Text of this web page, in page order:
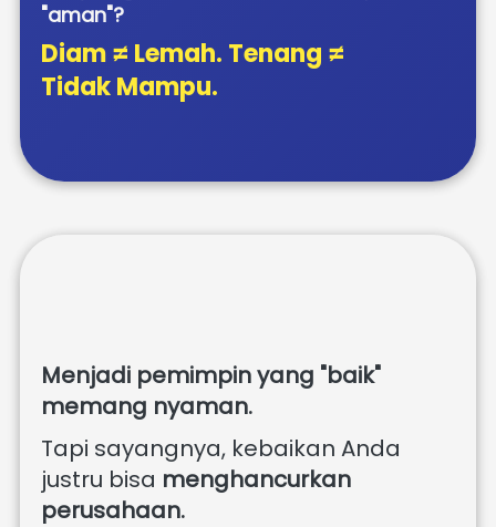
"aman"?
Diam ≠ Lemah. Tenang ≠
Tidak Mampu.
Menjadi pemimpin yang "baik"
memang nyaman.
Tapi sayangnya, kebaikan Anda
justru bisa menghancurkan
perusahaan.